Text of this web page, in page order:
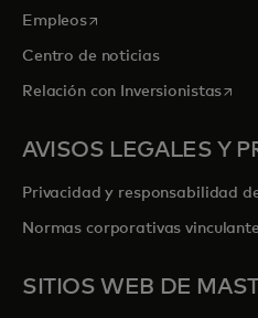
Empleosse abre en una pestaña
Centro de noticias
Relación con Inversionistasse
AVISOS LEGALES Y
Privacidad y responsabilidad
Normas corporativas
SITIOS WEB DE